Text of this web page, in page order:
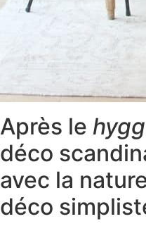
Après le
déco
avec la
déco